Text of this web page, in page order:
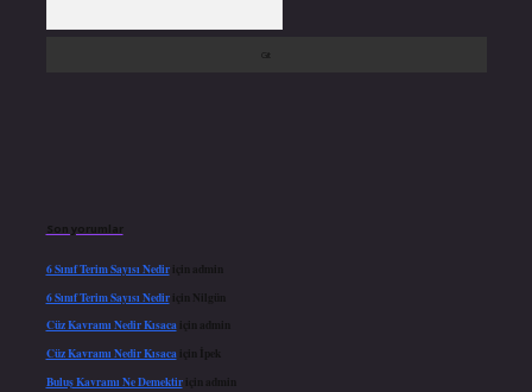
Son yorumlar
6 Sınıf Terim Sayısı Nediriçin admin
6 Sınıf Terim Sayısı Nediriçin Nilgün
Cüz Kavramı Nedir Kısacaiçin admin
Cüz Kavramı Nedir Kısacaiçin
İpek
Buluş Kavramı Ne Demektiriçin admin